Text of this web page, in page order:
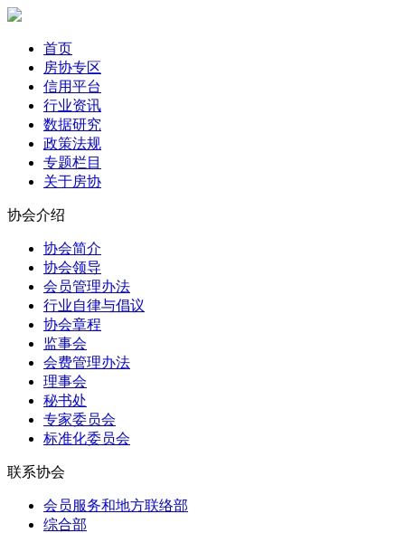
首页
房协专区
信用平台
行业资讯
数据研究
政策法规
专题栏目
关于房协
协会介绍
协会简介
协会领导
会员管理办法
行业自律与倡议
协会章程
监事会
会费管理办法
理事会
秘书处
专家委员会
标准化委员会
联系协会
会员服务和地方联络部
综合部